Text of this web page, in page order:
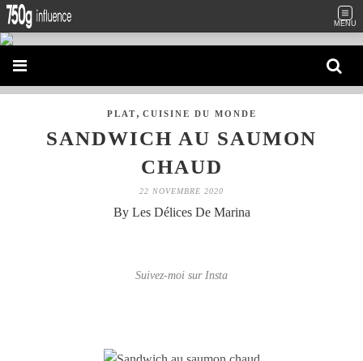
MENU
PLAT, CUISINE DU MONDE
SANDWICH AU SAUMON
CHAUD
22 NOVEMBRE 2020
By Les Délices De Marina
Suivez-moi sur Insta